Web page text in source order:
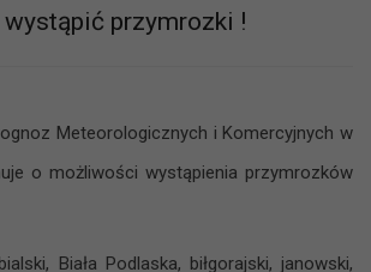
wystąpić przymrozki !
Meteorologicznych i Komercyjnych w
o możliwości wystąpienia przymrozków
Biała Podlaska, biłgorajski, janowski,